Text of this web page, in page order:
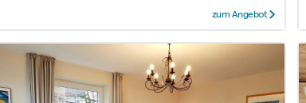
zum Angebot